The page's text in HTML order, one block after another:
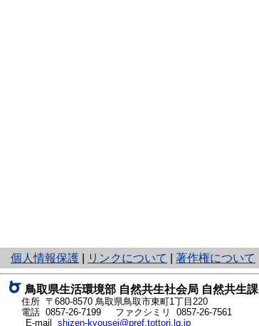
個人情報保護
と
り
ネ
ッ
ト
リンクについて 著作権について
鳥取県生活環境部 自然共生社会局 自然共生課
住所 〒680-8570 鳥取県鳥取市東町1丁目220
電話 0857-26-7199
ファクシミリ 0857-26-7561
E-mail shizen-kyousei@pref.tottori.lg.jp